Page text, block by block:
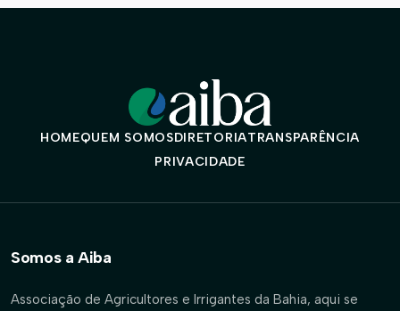
HOMEQUEM SOMOSDIRETORIATRANSPARÊNCIA
PRIVACIDADE
Somos a Aiba
Associação de Agricultores e Irrigantes da Bahia, aqui se